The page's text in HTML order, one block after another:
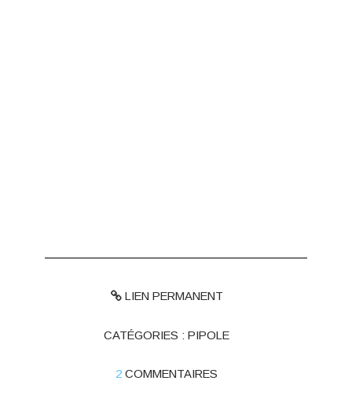
LIEN PERMANENT
CATÉGORIES :PIPOLE
2 COMMENTAIRES